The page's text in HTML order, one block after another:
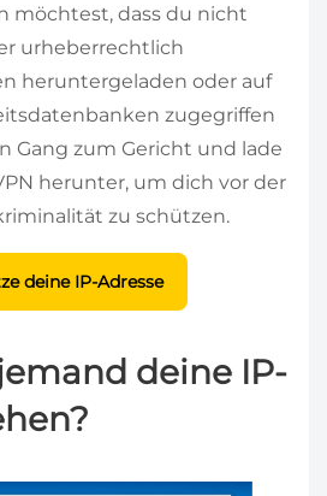
möchtest, dass du nicht
urheberrechtlich
heruntergeladen oder auf
zugegriffen
Gang zum Gericht und lade
herunter, um dich vor der
zu schützen.
deine IP-Adresse
deine IP-